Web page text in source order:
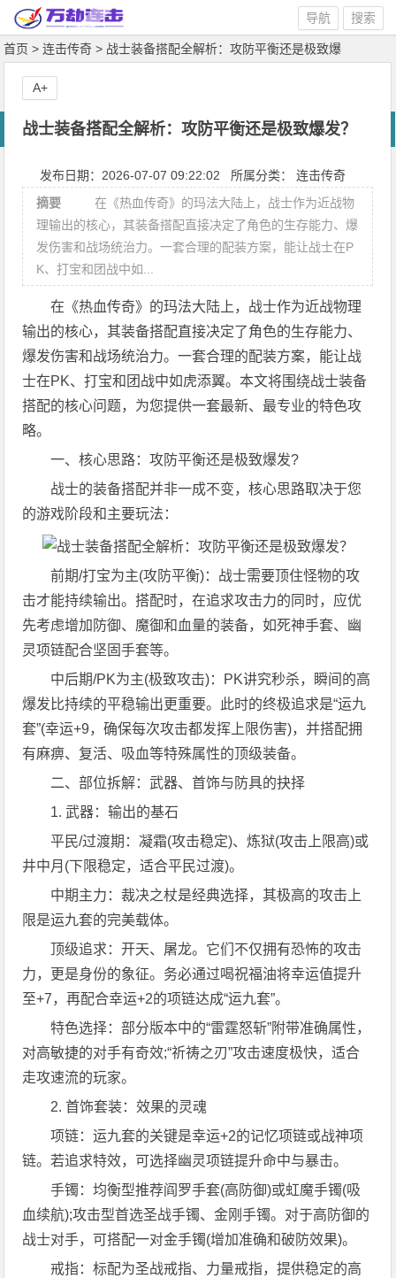
搜索
导航
首页 >连击传奇 > 战士装备搭配全解析：攻防平衡还是极致爆
发？> 正文
战士装备搭配全解析：攻防平衡还是极致爆发？
发布日期：2026-07-07 09:22:02 所属分类：连击传奇
摘要
在《热血传奇》的玛法大陆上，战士作为近战物
理输出的核心，其装备搭配直接决定了角色的生存能力、爆
发伤害和战场统治力。一套合理的配装方案，能让战士在P
K、打宝和团战中如...
在《热血传奇》的玛法大陆上，战士作为近战物理
输出的核心，其装备搭配直接决定了角色的生存能力、
爆发伤害和战场统治力。一套合理的配装方案，能让战
士在PK、打宝和团战中如虎添翼。本文将围绕战士装备
搭配的核心问题，为您提供一套最新、最专业的特色攻
略。
一、核心思路：攻防平衡还是极致爆发?
战士的装备搭配并非一成不变，核心思路取决于您
的游戏阶段和主要玩法：
前期/打宝为主(攻防平衡)：战士需要顶住怪物的攻
击才能持续输出。搭配时，在追求攻击力的同时，应优
先考虑增加防御、魔御和血量的装备，如死神手套、幽
灵项链配合坚固手套等。
中后期/PK为主(极致攻击)：PK讲究秒杀，瞬间的高
爆发比持续的平稳输出更重要。此时的终极追求是“运九
套”(幸运+9，确保每次攻击都发挥上限伤害)，并搭配拥
有麻痹、复活、吸血等特殊属性的顶级装备。
二、部位拆解：武器、首饰与防具的抉择
1. 武器：输出的基石
平民/过渡期：凝霜(攻击稳定)、炼狱(攻击上限高)或
井中月(下限稳定，适合平民过渡)。
中期主力：裁决之杖是经典选择，其极高的攻击上
限是运九套的完美载体。
顶级追求：开天、屠龙。它们不仅拥有恐怖的攻击
力，更是身份的象征。务必通过喝祝福油将幸运值提升
至+7，再配合幸运+2的项链达成“运九套”。
特色选择：部分版本中的“雷霆怒斩”附带准确属性，
对高敏捷的对手有奇效;“祈祷之刃”攻击速度极快，适合
走攻速流的玩家。
2. 首饰套装：效果的灵魂
项链：运九套的关键是幸运+2的记忆项链或战神项
链。若追求特效，可选择幽灵项链提升命中与暴击。
手镯：均衡型推荐阎罗手套(高防御)或虹魔手镯(吸
血续航);攻击型首选圣战手镯、金刚手镯。对于高防御的
战士对手，可搭配一对金手镯(增加准确和破防效果)。
戒指：标配为圣战戒指、力量戒指，提供稳定的高
A+